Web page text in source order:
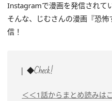
Instagramで漫画を発信されて
そんな、じむさんの漫画『恐
信！
◆Check!
＜＜1話からまとめ読みは